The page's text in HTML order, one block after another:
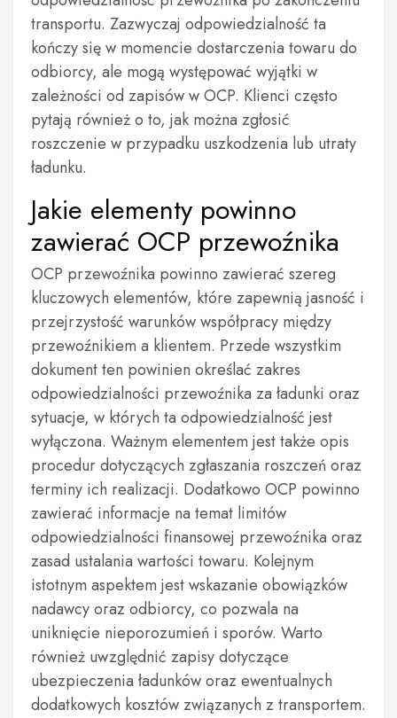
transportu. Zazwyczaj odpowiedzialność ta
kończy się w momencie dostarczenia towaru do
odbiorcy, ale mogą występować wyjątki w
zależności od zapisów w OCP. Klienci często
pytają również o to, jak można zgłosić
roszczenie w przypadku uszkodzenia lub utraty
ładunku.
Jakie elementy powinno
zawierać OCP przewoźnika
OCP przewoźnika powinno zawierać szereg
kluczowych elementów, które zapewnią jasność i
przejrzystość warunków współpracy między
przewoźnikiem a klientem. Przede wszystkim
dokument ten powinien określać zakres
odpowiedzialności przewoźnika za ładunki oraz
sytuacje, w których ta odpowiedzialność jest
wyłączona. Ważnym elementem jest także opis
procedur dotyczących zgłaszania roszczeń oraz
terminy ich realizacji. Dodatkowo OCP powinno
zawierać informacje na temat limitów
odpowiedzialności finansowej przewoźnika oraz
zasad ustalania wartości towaru. Kolejnym
istotnym aspektem jest wskazanie obowiązków
nadawcy oraz odbiorcy, co pozwala na
uniknięcie nieporozumień i sporów. Warto
również uwzględnić zapisy dotyczące
ubezpieczenia ładunków oraz ewentualnych
dodatkowych kosztów związanych z transportem.